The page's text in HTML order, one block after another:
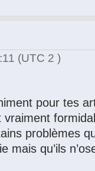
(UTC 2 )
pour tes
vraiment
problèmes
mais qu’ils